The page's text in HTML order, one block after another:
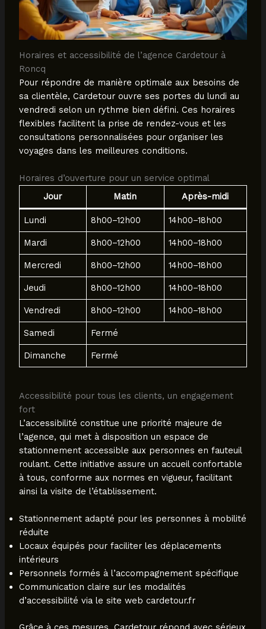
Horaires et accessibilité de l’agence Cardetour à
Roncq
Pour répondre de manière optimale aux besoins de
sa clientèle, Cardetour ouvre ses portes du lundi au
vendredi selon un rythme bien défini. Ces horaires
flexibles facilitent la prise de rendez-vous et les
consultations personnalisées pour organiser les
voyages dans les meilleures conditions.
Horaires d’ouverture pour un service optimal
Jour
Matin Après-midi
Lundi 8h00–12h00 14h00–18h00
Mardi 8h00–12h00 14h00–18h00
Mercredi 8h00–12h00 14h00–18h00
Jeudi 8h00–12h00 14h00–18h00
Vendredi 8h00–12h00 14h00–18h00
Samedi Fermé
Dimanche Fermé
Accessibilité pour tous les clients, un engagement
fort
L’accessibilité constitue une priorité majeure de
l’agence, qui met à disposition un espace de
stationnement accessible aux personnes en fauteuil
roulant. Cette initiative assure un accueil confortable
à tous, conforme aux normes en vigueur, facilitant
ainsi la visite de l’établissement.
Stationnement adapté pour les personnes à mobilité
réduite
Locaux équipés pour faciliter les déplacements
intérieurs
Personnels formés à l’accompagnement spécifique
Communication claire sur les modalités
d’accessibilité via le site web cardetour.fr